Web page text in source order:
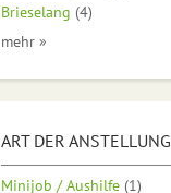
Brieselang (4)
mehr »
ART DER ANSTELLUNG
Minijob / Aushilfe (1)